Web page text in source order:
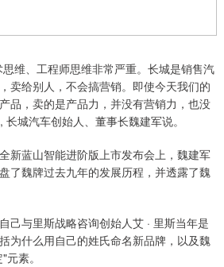
维、工程师思维非常严重。长城是销售汽
卖给别人，不会搞营销。即使今天我们的
品，卖的是产品力，并没有营销力，也没
城汽车创始人、董事长魏建军说。
新蓝山智能进阶版上市发布会上，魏建军
了魏牌过去九年的发展历程，并透露了魏
己与里斯战略咨询创始人艾 · 里斯当年是
为什么用自己的姓氏命名新品牌，以及魏
素。